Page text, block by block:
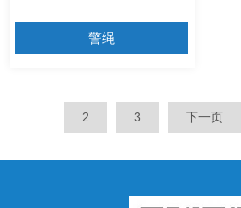
警绳
2 3 下一页